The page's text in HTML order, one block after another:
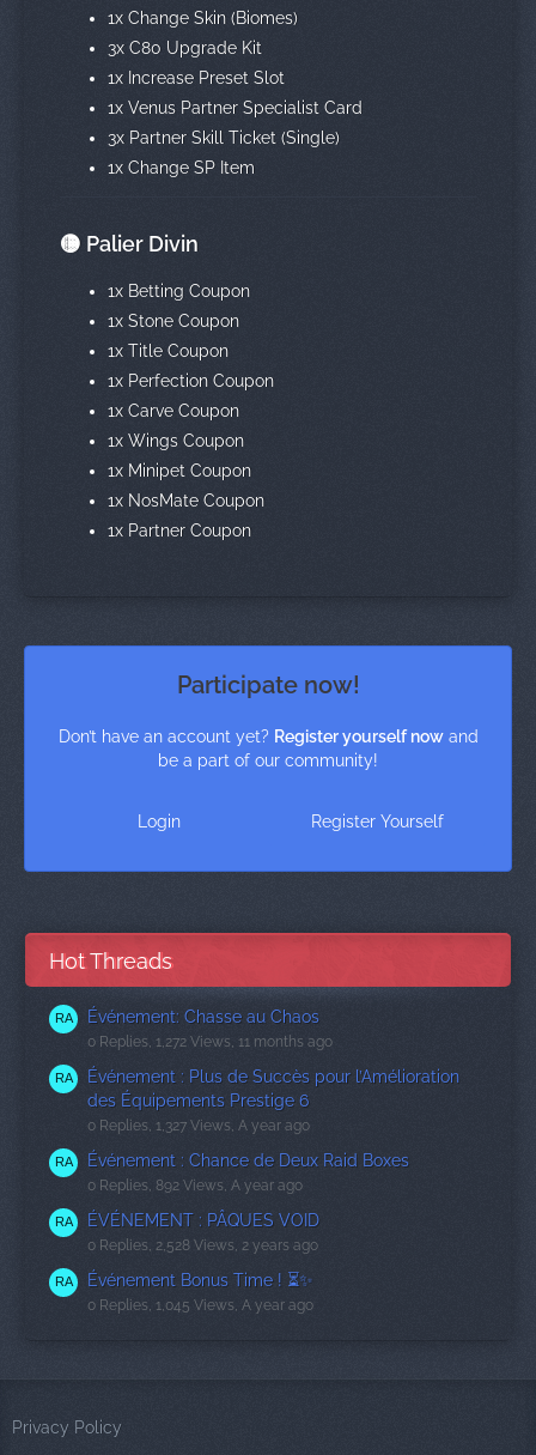
1x Change Skin (Biomes)
3x C80 Upgrade Kit
1x Increase Preset Slot
1x Venus Partner Specialist Card
3x Partner Skill Ticket (Single)
1x Change SP Item
🟡 Palier Divin
1x Betting Coupon
1x Stone Coupon
1x Title Coupon
1x Perfection Coupon
1x Carve Coupon
1x Wings Coupon
1x Minipet Coupon
1x NosMate Coupon
1x Partner Coupon
Participate now!
Don’t have an account yet? Register yourself nowand
be a part of our community!
Register Yourself
Login
Hot Threads
Événement: Chasse au Chaos
0 Replies, 1,272 Views, 11 months ago
Événement : Plus de Succès pour l’Amélioration
des Équipements Prestige 6
0 Replies, 1,327 Views, A year ago
Événement : Chance de Deux Raid Boxes
0 Replies, 892 Views, A year ago
ÉVÉNEMENT : PÂQUES VOID
0 Replies, 2,528 Views, 2 years ago
Événement Bonus Time ! ⏳✨
0 Replies, 1,045 Views, A year ago
Privacy Policy